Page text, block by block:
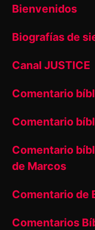
Bienvenidos
Biografías de
Canal JUSTICE
Comentario
Comentario
Comentario
de Marcos
Comentario de
Comentarios